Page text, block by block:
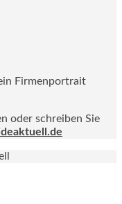
Firmenportrait
oder schreiben Sie